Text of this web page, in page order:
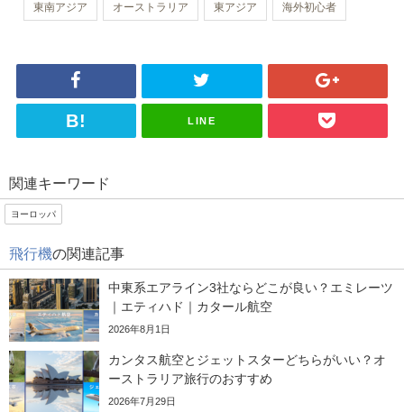
東南アジア オーストラリア 東アジア 海外初心者
LINE
関連キーワード
ヨーロッパ
飛行機の関連記事
中東系エアライン3社ならどこが良い？エミレーツ
｜エティハド｜カタール航空
2026年8月1日
カンタス航空とジェットスターどちらがいい？オ
ーストラリア旅行のおすすめ
2026年7月29日